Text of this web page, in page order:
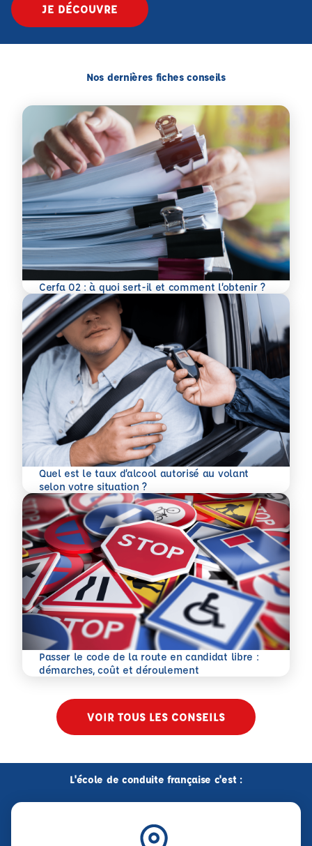
JE DÉCOUVRE
Nos dernières fiches conseils
Cerfa 02 : à quoi sert-il et comment l’obtenir ?
En savoir plus
Quel est le taux d’alcool autorisé au volant
selon votre situation ?
En savoir plus
Passer le code de la route en candidat libre :
démarches, coût et déroulement
En savoir plus
VOIR TOUS LES CONSEILS
L'école de conduite française c'est :